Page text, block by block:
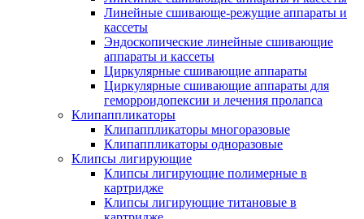
Линейные сшивающе-режущие аппараты и
кассеты
Эндоскопические линейные сшивающие
аппараты и кассеты
Циркулярные сшивающие аппараты
Циркулярные сшивающие аппараты для
геморроидопексии и лечения пролапса
Клипаппликаторы
Клипаппликаторы многоразовые
Клипаппликаторы одноразовые
Клипсы лигирующие
Клипсы лигирующие полимерные в
картридже
Клипсы лигирующие титановые в